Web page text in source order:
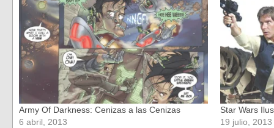
una
ventana
nueva)
una
ventana
nueva)
Army Of Darkness: Cenizas a las Cenizas
6 abril, 2013
Star Wars
19 julio, 2013